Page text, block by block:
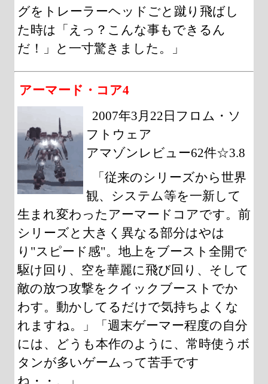
グをトレーラーヘッドごと蹴り飛ばし
た時は「えっ？こんな事もできるん
だ！」と一寸驚きました。」
アーマード・コア4
2007年3月22日フロム・ソ
フトウェア
アマゾンレビュー62件☆3.8
「従来のシリーズから世界
観、システム等を一新して
生まれ変わったアーマードコアです。前
シリーズと大きく異なる部分はやは
り"スピード感"。地上をブースト全開で
駆け回り、空を華麗に飛び回り、そして
敵の放つ攻撃をクイックブーストでか
わす。動かしてるだけで気持ちよくな
れますね。」「週末ゲーマー程度の自分
には、どうも本作のように、常時使うボ
タンが多いゲームって苦手です
ね・・。」